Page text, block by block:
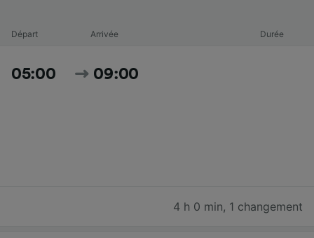
Départ Arrivée Durée
05:00 09:00
4 h 0 min, 1 changement